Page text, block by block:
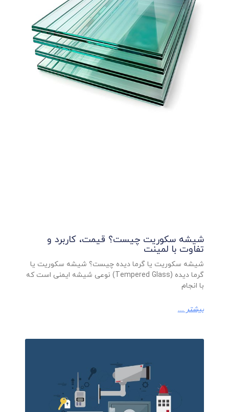
شیشه سکوریت چیست؟ قیمت، کاربرد و
تفاوت با لمینت
شیشه سکوریت یا گرما دیده چیست؟ شیشه سکوریت یا
گرما دیده (Tempered Glass) نوعی شیشه ایمنی است که
با انجام
بیشتر ...